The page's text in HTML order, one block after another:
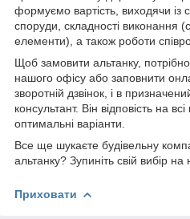
формуємо вартість, виходячи із
споруди, складності виконання
елементи), а також роботи
Щоб замовити альтанку,
нашого офісу або заповнити
зворотній дзвінок, і в
консультант. Він відповість на
оптимальні варіанти.
Все ще шукаєте будівельну
альтанку? Зупиніть свій вибір
Приховати